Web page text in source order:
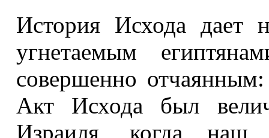
История Исхода дает
угнетаемым
совершенно
Акт Исхода был
Израиля, когда наш